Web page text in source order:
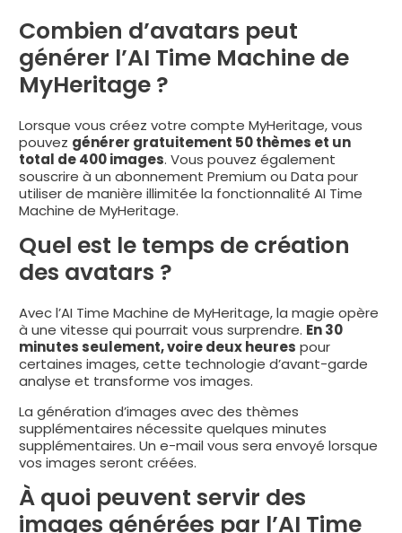
Combien d’avatars peut
générer l’AI Time Machine de
MyHeritage ?
Lorsque vous créez votre compte MyHeritage, vous
pouvez générer gratuitement 50 thèmes et un
total de 400 images. Vous pouvez également
souscrire à un abonnement Premium ou Data pour
utiliser de manière illimitée la fonctionnalité AI Time
Machine de MyHeritage.
Quel est le temps de création
des avatars ?
Avec l’AI Time Machine de MyHeritage, la magie opère
à une vitesse qui pourrait vous surprendre. En 30
minutes seulement, voire deux heures pour
certaines images, cette technologie d’avant-garde
analyse et transforme vos images.
La génération d’images avec des thèmes
supplémentaires nécessite quelques minutes
supplémentaires. Un e-mail vous sera envoyé lorsque
vos images seront créées.
À quoi peuvent servir des
images générées par l’AI Time